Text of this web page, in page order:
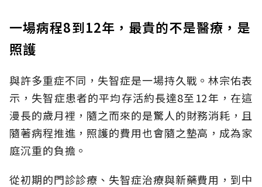
一場病程8到12年，最貴的不是醫療，是
照護
與許多重症不同，失智症是一場持久戰。林宗佑表
示，失智症患者的平均存活約長達8至12年，在這
漫長的歲月裡，隨之而來的是驚人的財務消耗，且
隨著病程推進，照護的費用也會隨之墊高，成為家
庭沉重的負擔。
從初期的門診診療、失智症治療與新藥費用，到中